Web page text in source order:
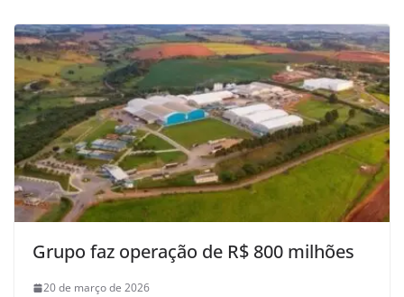
Grupo faz operação de R$ 800 milhões
20 de março de 2026